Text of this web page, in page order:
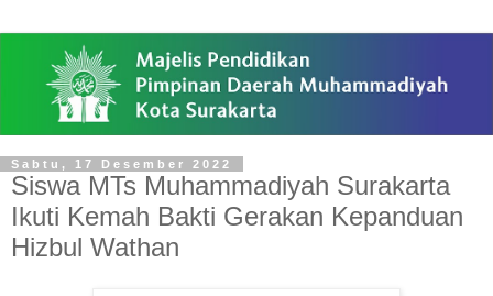
Sabtu, 17 Desember 2022
Siswa MTs Muhammadiyah Surakarta
Ikuti Kemah Bakti Gerakan Kepanduan
Hizbul Wathan